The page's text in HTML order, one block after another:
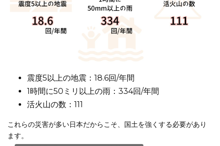
震度5以上の地震：18.6回/年間
1時間に50ミリ以上の雨：334回/年間
活火山の数：111
これらの災害が多い日本だからこそ、国土を強くする必要があり
ます。